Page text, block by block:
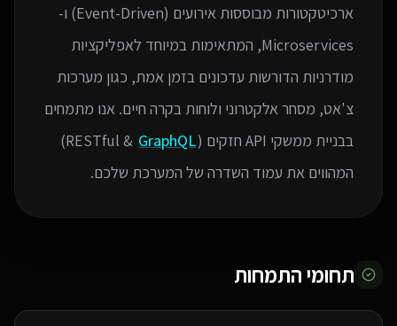
ארכיטקטורות מבוססות אירועים (Event-Driven) ו-
Microservices, המתאימות במיוחד לאפליקציות
מודרניות הדורשות עדכונים בזמן אמת, כגון מערכות
צ'אט, מסחר אלקטרוני ולוחות בקרה חיים. אנו מתמחים
בבניית ממשקי API חזקים (RESTful &
GraphQL
)
המהווים את עמוד השדרה של המערכת שלכם.
תחומי התמחות